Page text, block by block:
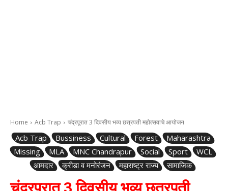
Home Acb Trap चंद्रपूरात 3 दिवसीय भव्य छत्रपती महोत्सवाचे आयोजन
Acb Trap Bussiness Cultural Forest
Maharashtra
Missing
MLA MNC Chandrapur Social Sport
WCL
आमदार
क्रीडा व मनोरंजन महाराष्ट्र राज्य सामाजिक